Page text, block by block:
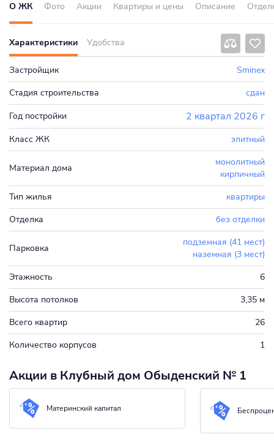
О ЖК Фото Акции Квартиры и цены Описание
Характеристики Удобства
Застройщик
Sminex
Стадия строительства
сдан
Год постройки
2 квартал 2026 г
Класс ЖК элитный
Материал дома
монолитный
кирпичный
Тип жилья
квартиры
Отделка
без отделки
Парковка
подземная (41 мест)
наземная (3 мест)
Этажность
6
Высота потолков
3,35 м
Всего квартир
26
Количество корпусов
1
Акции в Клубный дом Обыденский № 1
Материнский капитал